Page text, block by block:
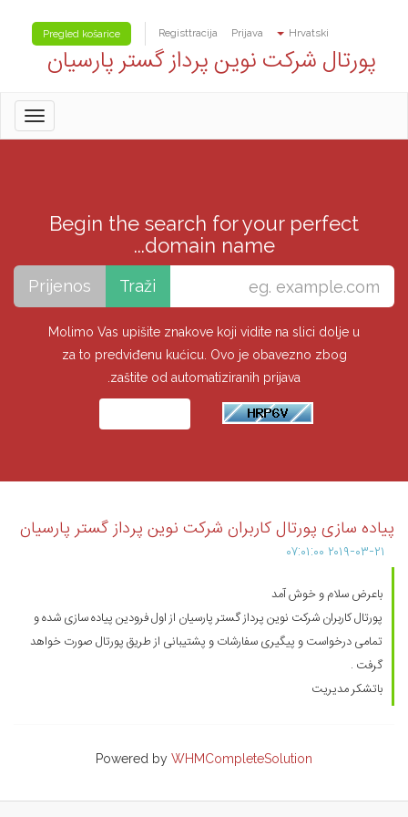
Hrvatski
Prijava
Registtracija
Pregled košarice
پورتال شرکت نوین پرداز گستر پارسیان
Begin the search for your perfect
domain name...
Molimo Vas upišite znakove koji vidite na slici dolje u
za to predviđenu kućicu. Ovo je obavezno zbog
zaštite od automatiziranih prijava.
پیاده سازی پورتال کاربران شرکت نوین پرداز گستر پارسیان
۲۰۱۹-۰۳-۲۱ ۰۷:۰۱:۰۰
باعرض سلام و خوش آمد
پورتال کاربران شرکت نوین پرداز گستر پارسیان از اول فرودین پیاده سازی شده و
تمامی درخواست و پیگیری سفارشات و پشتیبانی از طریق پورتال صورت خواهد
گرفت .
باتشکر مدیریت
Powered by WHMCompleteSolution